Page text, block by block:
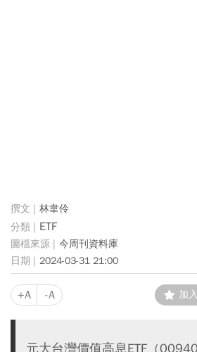
林韋伶
ETF
今周刊資料庫
2024-03-31 21:00
+A -A 加
元大台灣價值高息ETF（